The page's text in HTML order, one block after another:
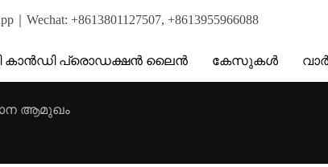
+8613801127507, +8613955966088
കാൻഡി പ്രൊഡക്ഷൻ ലൈൻ കേസുകൾ
ആമുഖം